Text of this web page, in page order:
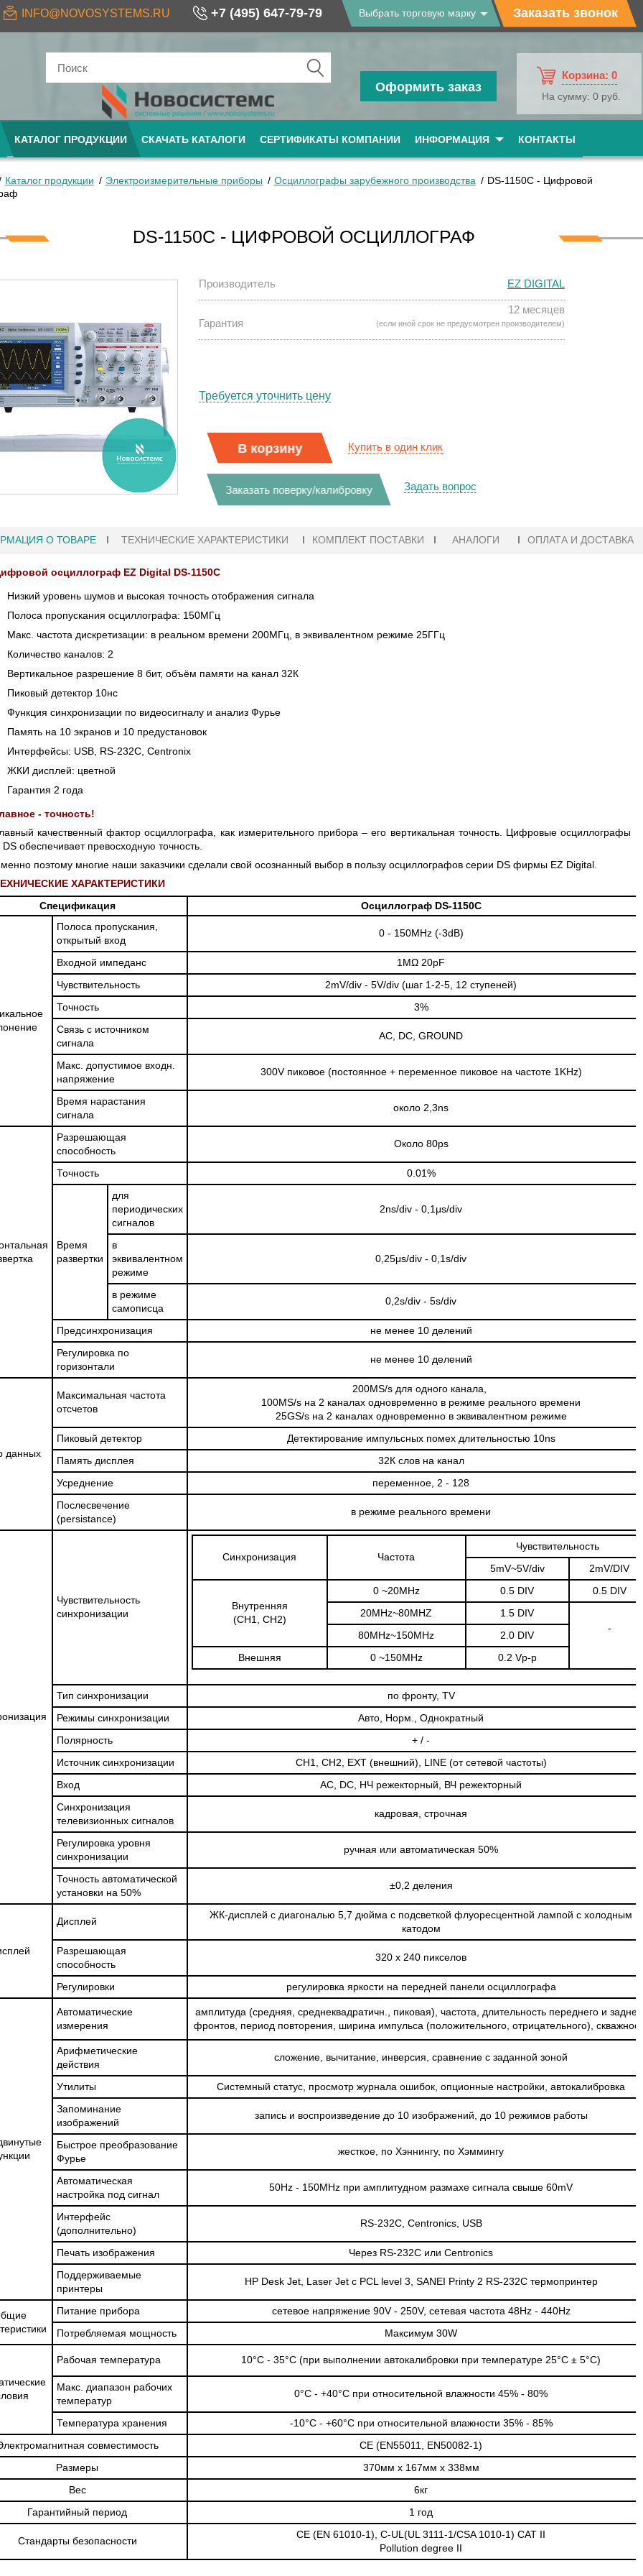
INFO@NOVOSYSTEMS.RU +7 (495) 647-79-79 Выбрать торговую марку Заказать звонок
Оформить заказ
Корзина: 0
На сумму: 0 руб.
КАТАЛОГ ПРОДУКЦИИ СКАЧАТЬ КАТАЛОГИ СЕРТИФИКАТЫ КОМПАНИИ ИНФОРМАЦИЯ КОНТАКТЫ
KEYSIGHT
В НАЛИЧИИ! ZVH8, АНАЛИЗАТОР
Каталог продукции Электроизмерительные приборы Осциллографы зарубежного производства
DS-1150C - Цифровой
DS-1150C - ЦИФРОВОЙ ОСЦИЛЛОГРАФ
Производитель EZ DIGITAL
Гарантия
12 месяцев
(если иной срок не предусмотрен производителем)
Требуется уточнить цену
В корзину Купить в один клик
Заказать поверку/калибровку Задать вопрос
О ТОВАРЕ ТЕХНИЧЕСКИЕ ХАРАКТЕРИСТИКИ КОМПЛЕКТ ПОСТАВКИ АНАЛОГИ ОПЛАТА И ДОСТАВКА
осциллограф EZ Digital DS-1150C
Низкий уровень шумов и высокая точность отображения сигнала
Полоса пропускания осциллографа: 150МГц
Макс. частота дискретизации: в реальном времени 200МГц, в эквивалентном режиме 25ГГц
Количество каналов: 2
Вертикальное разрешение 8 бит, объём памяти на канал 32К
Пиковый детектор 10нс
Функция синхронизации по видеосигналу и анализ Фурье
Память на 10 экранов и 10 предустановок
Интерфейсы: USB, RS-232C, Centronix
ЖКИ дисплей: цветной
Гарантия 2 года
- точность!
качественный фактор осциллографа, как измерительного прибора – его вертикальная точность. Цифровые осциллографы
обеспечивает превосходную точность.
поэтому многие наши заказчики сделали свой осознанный выбор в пользу осциллографов серии DS фирмы EZ Digital.
ХАРАКТЕРИСТИКИ
Спецификация
Осциллограф DS-1150C
Полоса пропускания,
открытый вход
0 - 150MHz (-3dB)
Входной импеданс
1МΩ 20pF
Чувствительность
2mV/div - 5V/div (шаг 1-2-5, 12 ступеней)
Точность
3%
Связь с источником
сигнала
AC, DC, GROUND
Макс. допустимое входн.
напряжение
300V пиковое (постоянное + переменное пиковое на частоте 1KHz)
Время нарастания
сигнала
около 2,3ns
Разрешающая
способность
Около 80ps
Точность 0.01%
Время
развертки
для
периодических
сигналов
2ns/div - 0,1μs/div
в
эквивалентном
режиме
0,25μs/div - 0,1s/div
в режиме
самописца
0,2s/div - 5s/div
Предсинхронизация
не менее 10 делений
Регулировка по
горизонтали
не менее 10 делений
данных
Максимальная частота
отсчетов
200MS/s для одного канала,
100MS/s на 2 каналах одновременно в режиме реального времени
25GS/s на 2 каналах одновременно в эквивалентном режиме
Пиковый детектор
Детектирование импульсных помех длительностью 10ns
Память дисплея
32К слов на канал
Усреднение
переменное, 2 - 128
Послесвечение
(persistance)
в режиме реального времени
Чувствительность
синхронизации
Синхронизация Частота
Чувствительность
5mV~5V/div
2mV/DIV
Внутренняя
(CH1, CH2)
0 ~20MHz 0.5 DIV
0.5 DIV
20MHz~80MHZ
1.5 DIV
-
80MHz~150MHz
2.0 DIV
Внешняя
0 ~150MHz 0.2 Vp-p
Тип синхронизации
по фронту, TV
Режимы синхронизации
Авто, Норм., Однократный
Полярность
+ / -
Источник синхронизации
CH1, CH2, EXT (внешний), LINE (от сетевой частоты)
Вход
AC, DC, НЧ режекторный, ВЧ режекторный
Синхронизация
телевизионных сигналов
кадровая, строчная
Регулировка уровня
синхронизации
ручная или автоматическая 50%
Точность автоматической
установки на 50%
±0,2 деления
Дисплей
ЖК-дисплей с диагональю 5,7 дюйма с подсветкой флуоресцентной лампой с холодным
катодом
Разрешающая
способность
320 х 240 пикселов
Регулировки регулировка яркости на передней панели осциллографа
Автоматические
измерения
амплитуда (средняя, среднеквадратичн., пиковая), частота, длительность переднего и
фронтов, период повторения, ширина импульса (положительного, отрицательного),
Арифметические
действия
сложение, вычитание, инверсия, сравнение с заданной зоной
Утилиты
Системный статус, просмотр журнала ошибок, опционные настройки, автокалибровка
Запоминание
изображений
запись и воспроизведение до 10 изображений, до 10 режимов работы
Быстрое преобразование
Фурье
жесткое, по Хэннингу, по Хэммингу
Автоматическая
настройка под сигнал
50Hz - 150MHz при амплитудном размахе сигнала свыше 60mV
Интерфейс
(дополнительно)
RS-232C, Centronics, USB
Печать изображения
Через RS-232C или Centronics
Поддерживаемые
принтеры
HP Desk Jet, Laser Jet с PCL level 3, SANEI Printy 2 RS-232C термопринтер
Питание прибора
сетевое напряжение 90V - 250V, сетевая частота 48Hz - 440Hz
Потребляемая мощность
Максимум 30W
Рабочая температура 10°C - 35°С (при выполнении автокалибровки при температуре 25°C ± 5°C)
Макс. диапазон рабочих
температур
0°C - +40°C при относительной влажности 45% - 80%
Температура хранения
-10°C - +60°C при относительной влажности 35% - 85%
совместимость
CE (EN55011, EN50082-1)
Размеры
370мм х 167мм х 338мм
Вес
6кг
Гарантийный период
1 год
Стандарты безопасности
CE (EN 61010-1), C-UL(UL 3111-1/CSA 1010-1) CAT II
Pollution degree II